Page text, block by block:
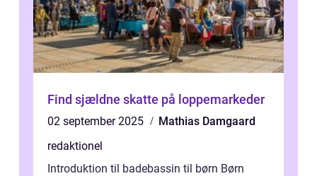
Find sjældne skatte på loppemarkeder
02 september 2025
Mathias Damgaard
redaktionel
Introduktion til badebassin til børn Børn